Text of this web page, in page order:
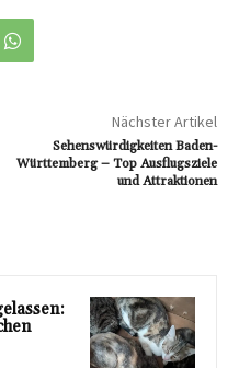
Nächster Artikel
Sehenswürdigkeiten Baden-
Württemberg – Top Ausflugsziele
und Attraktionen